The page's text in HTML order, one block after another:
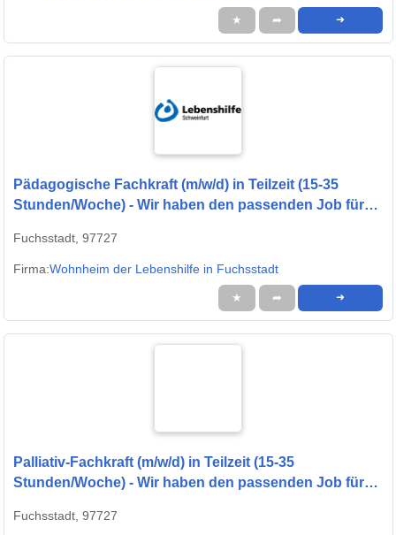
★ ➦ ➜
Pädagogische Fachkraft (m/w/d) in Teilzeit (15-35
Stunden/Woche) - Wir haben den passenden Job für
Fuchsstadt, 97727
Firma:Wohnheim der Lebenshilfe in Fuchsstadt
★ ➦ ➜
Palliativ-Fachkraft (m/w/d) in Teilzeit (15-35
Stunden/Woche) - Wir haben den passenden Job für
Fuchsstadt, 97727